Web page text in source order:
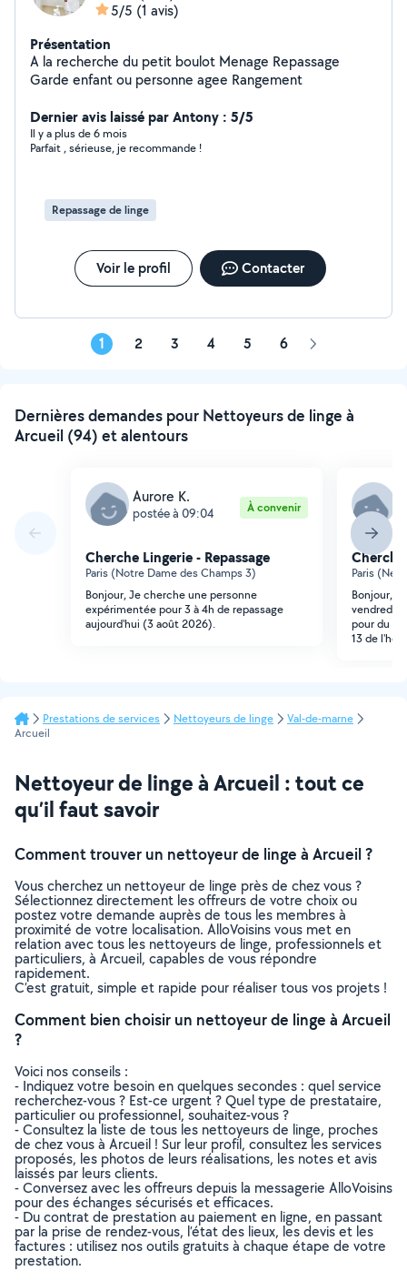
5/5 (1 avis)
Présentation
A la recherche du petit boulot Menage Repassage
Garde enfant ou personne agee Rangement
Dernier avis laissé par Antony : 5/5
Il y a plus de 6 mois
Parfait , sérieuse, je recommande !
Repassage de linge
Voir le profil Contacter
1 2 3 4 5 6 Page
Dernières demandes pour Nettoyeurs de linge à
Arcueil (94) et alentours
Aurore K.
postée à 09:04 À convenir
Cherche Lingerie - Repassage
Paris (Notre Dame des Champs 3)
Bonjour, Je cherche une personne
expérimentée pour 3 à 4h de repassage
aujourd'hui (3 août 2026).
Paris
Bonjour,
vendredi 7
pour du
13 de
Prestations de services Nettoyeurs de linge
Val-de-marne
Arcueil
Nettoyeur de linge à Arcueil : tout ce
qu’il faut savoir
Comment trouver un nettoyeur de linge à Arcueil ?
Vous cherchez un nettoyeur de linge près de chez vous ?
Sélectionnez directement les offreurs de votre choix ou
postez votre demande auprès de tous les membres à
proximité de votre localisation. AlloVoisins vous met en
relation avec tous les nettoyeurs de linge, professionnels et
particuliers, à Arcueil, capables de vous répondre
rapidement.
C’est gratuit, simple et rapide pour réaliser tous vos projets !
Comment bien choisir un nettoyeur de linge à Arcueil
?
Voici nos conseils :
- Indiquez votre besoin en quelques secondes : quel service
recherchez-vous ? Est-ce urgent ? Quel type de prestataire,
particulier ou professionnel, souhaitez-vous ?
- Consultez la liste de tous les nettoyeurs de linge, proches
de chez vous à Arcueil ! Sur leur profil, consultez les services
proposés, les photos de leurs réalisations, les notes et avis
laissés par leurs clients.
- Conversez avec les offreurs depuis la messagerie AlloVoisins
pour des échanges sécurisés et efficaces.
- Du contrat de prestation au paiement en ligne, en passant
par la prise de rendez-vous, l’état des lieux, les devis et les
factures : utilisez nos outils gratuits à chaque étape de votre
prestation.